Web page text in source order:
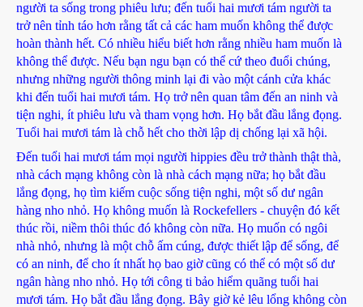
người ta sống trong phiêu lưu; đến tuổi hai mươi tám người ta
trở nên tỉnh táo hơn rằng tất cả các ham muốn không thể được
hoàn thành hết. Có nhiều hiểu biết hơn rằng nhiều ham muốn là
không thể được. Nếu bạn ngu bạn có thể cứ theo đuổi chúng,
nhưng những người thông minh lại đi vào một cánh cửa khác
khi đến tuổi hai mươi tám. Họ trở nên quan tâm đến an ninh và
tiện nghi, ít phiêu lưu và tham vọng hơn. Họ bắt đầu lắng đọng.
Tuổi hai mươi tám là chỗ hết cho thời lập dị chống lại xã hội.
Đến tuổi hai mươi tám mọi người hippies đều trở thành thật thà,
nhà cách mạng không còn là nhà cách mạng nữa; họ bắt đầu
lắng đọng, họ tìm kiếm cuộc sống tiện nghi, một số dư ngân
hàng nho nhỏ. Họ không muốn là Rockefellers - chuyện đó kết
thúc rồi, niềm thôi thúc đó không còn nữa. Họ muốn có ngôi
nhà nhỏ, nhưng là một chỗ ấm cúng, được thiết lập để sống, để
có an ninh, để cho ít nhất họ bao giờ cũng có thể có một số dư
ngân hàng nho nhỏ. Họ tới công ti bảo hiểm quãng tuổi hai
mươi tám. Họ bắt đầu lắng đọng. Bây giờ kẻ lêu lổng không còn